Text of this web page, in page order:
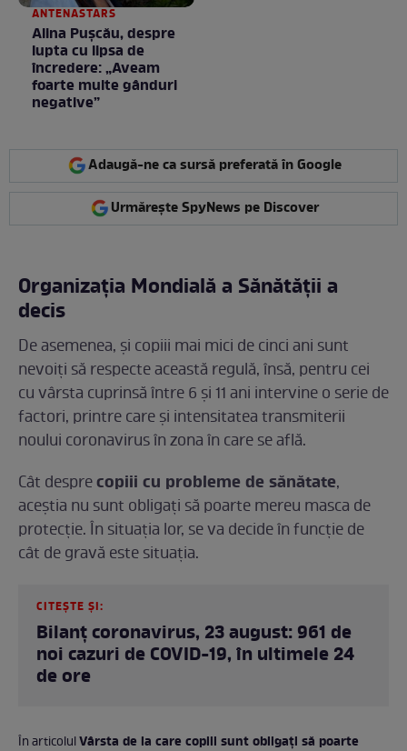
ANTENASTARS
Alina Pușcău, despre
lupta cu lipsa de
încredere: „Aveam
foarte multe gânduri
negative”
Adaugă-ne ca sursă preferată în Google
Urmărește SpyNews pe Discover
Organizația Mondială a Sănătății a
decis
De asemenea, și copiii mai mici de cinci ani sunt
nevoiți să respecte această regulă, însă, pentru cei
cu vârsta cuprinsă între 6 și 11 ani intervine o serie de
factori, printre care și intensitatea transmiterii
noului coronavirus în zona în care se află.
Cât desprecopiii cu probleme de sănătate,
aceștia nu sunt obligați să poarte mereu masca de
protecție. În situația lor, se va decide în funcție de
cât de gravă este situația.
CITEȘTE ȘI:
Bilanț coronavirus, 23 august: 961 de
noi cazuri de COVID-19, în ultimele 24
de ore
În articolulVârsta de la care copiii sunt obligați să poarte